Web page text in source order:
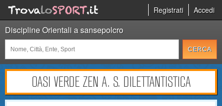
Registrati Accedi
Discipline Orientali a sansepolcro
OASI VERDE ZEN A. S. DILETTANTISTICA